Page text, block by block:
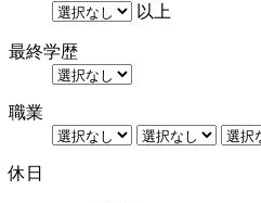
以上
最終学歴
職業
休日